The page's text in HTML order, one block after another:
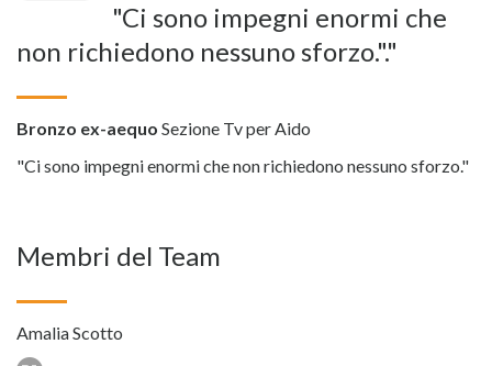
"Ci sono impegni enormi che
non richiedono nessuno sforzo."."
Bronzo ex-aequo Sezione Tv per Aido
"Ci sono impegni enormi che non richiedono nessuno sforzo."
Membri del Team
Amalia Scotto